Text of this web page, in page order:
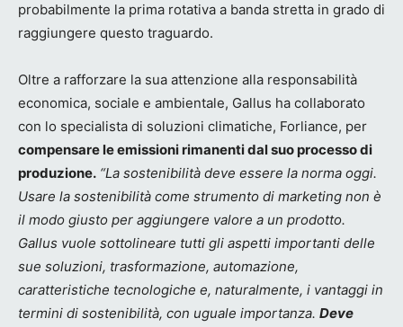
probabilmente la prima rotativa a banda stretta in grado di
raggiungere questo traguardo.
Oltre a rafforzare la sua attenzione alla responsabilità
economica, sociale e ambientale, Gallus ha collaborato
con lo specialista di soluzioni climatiche, Forliance, per
compensare le emissioni rimanenti dal suo processo di
produzione. “La sostenibilità deve essere la norma oggi.
Usare la sostenibilità come strumento di marketing non è
il modo giusto per aggiungere valore a un prodotto.
Gallus vuole sottolineare tutti gli aspetti importanti delle
sue soluzioni, trasformazione, automazione,
caratteristiche tecnologiche e, naturalmente, i vantaggi in
termini di sostenibilità, con uguale importanza. Deve